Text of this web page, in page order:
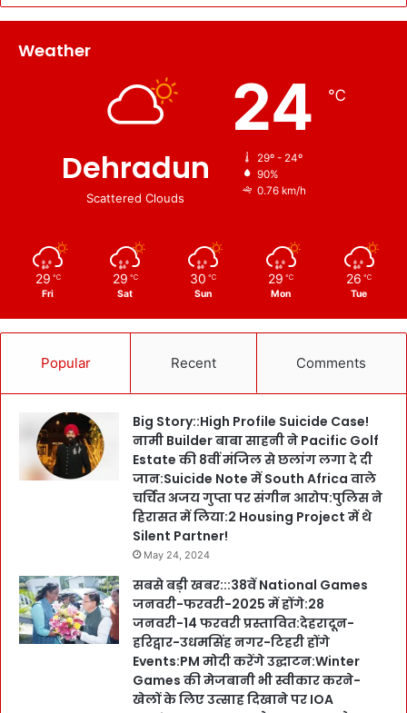
Weather
Dehradun
Scattered Clouds
24 ℃
29º - 24º
90%
0.76 km/h
29 ℃
Fri
29 ℃
Sat
30 ℃
Sun
29 ℃
Mon
26 ℃
Tue
Popular Recent Comments
Big Story::High Profile Suicide Case!
नामी Builder बाबा साहनी ने Pacific Golf
Estate की 8वीं मंजिल से छलांग लगा दे दी
जान:Suicide Note में South Africa वाले
चर्चित अजय गुप्ता पर संगीन आरोप:पुलिस ने
हिरासत में लिया:2 Housing Project में थे
Silent Partner!
May 24, 2024
सबसे बड़ी खबर:::38वें National Games
जनवरी-फरवरी-2025 में होंगे:28
जनवरी-14 फरवरी प्रस्तावित:देहरादून-
हरिद्वार-उधमसिंह नगर-टिहरी होंगे
Events:PM मोदी करेंगे उद्घाटन:Winter
Games की मेजबानी भी स्वीकार करने-
खेलों के लिए उत्साह दिखाने पर IOA